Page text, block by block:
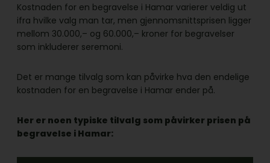
Kostnaden for en begravelse i Hamar varierer veldig ut
ifra hvilke valg man tar, men gjennomsnittsprisen ligger
mellom 30.000,– og 60.000,– kroner for begravelser
som inkluderer seremoni.
Det er mange tilvalg som kan påvirke hva den endelige
kostnaden for en begravelse i Hamar ender på.
Her er noen typiske tilvalg som påvirker prisen på
begravelse i Hamar: